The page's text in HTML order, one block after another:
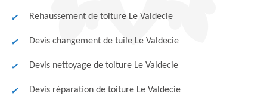
Rehaussement de toiture Le Valdecie
Devis changement de tuile Le Valdecie
Devis nettoyage de toiture Le Valdecie
Devis réparation de toiture Le Valdecie